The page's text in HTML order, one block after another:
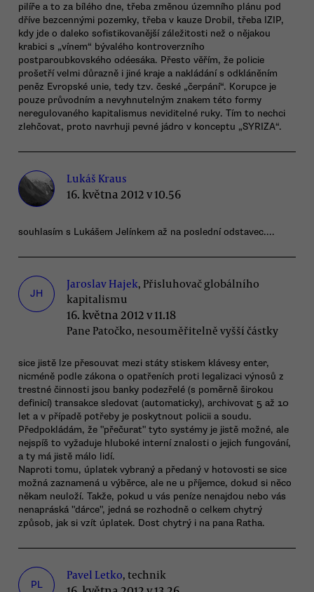
pilíře a to za bílého dne, třeba změnou územního plánu pod
dříve bezcennými pozemky, třeba v kauze Drobil, třeba IZIP,
kdy jde o daleko sofistikovanější záležitosti než o nějakou
krabici s „vínem“ bývalého kontroverzního
postparoubkovského odéesáka. Přesto věřím, že policie
prošetří velmi důrazně i jiné kraje a nakládání s odkláněním
peněz Evropské unie, tedy tzv. české „čerpání“. Korupce je
pouze průvodním a nevyhnutelným znakem této formy
neregulovaného kapitalismus neviditelné ruky. Tím to nechci
zlehčovat, proto navrhuji pevné jádro v konceptu „SYRIZA“.
Lukáš Kraus
16. května 2012 v 10.56
souhlasím s Lukášem Jelínkem až na poslední odstavec....
JH
Jaroslav Hajek, Přisluhovač globálního
kapitalismu
16. května 2012 v 11.18
Pane Patočko, nesouměřitelně vyšší částky
sice jistě lze přesouvat mezi státy stiskem klávesy enter,
nicméně podle zákona o opatřeních proti legalizaci výnosů z
trestné činnosti jsou banky podezřelé (s poměrně širokou
definicí) transakce sledovat (automaticky), archivovat 5 až 10
let a v případě potřeby je poskytnout policii a soudu.
Předpokládám, že "přečurat" tyto systémy je jistě možné, ale
nejspíš to vyžaduje hluboké interní znalosti o jejich fungování,
a ty má jistě málo lidí.
Naproti tomu, úplatek vybraný a předaný v hotovosti se sice
možná zaznamená u výběrce, ale ne u příjemce, dokud si něco
někam neuloží. Takže, pokud u vás peníze nenajdou nebo vás
nenapráská "dárce", jedná se rozhodně o celkem chytrý
způsob, jak si vzít úplatek. Dost chytrý i na pana Ratha.
PL
Pavel Letko, technik